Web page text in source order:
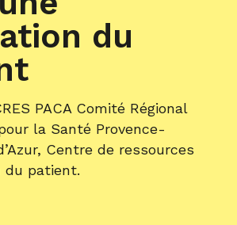
du
PACA Comité Régional
la Santé Provence-
Centre de ressources
du patient.